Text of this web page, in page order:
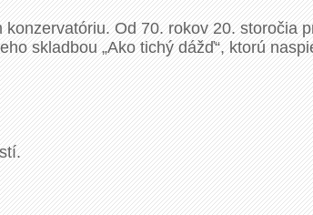
Od 70. rokov 20.
skladbou „Ako tichý dážď“, ktorú